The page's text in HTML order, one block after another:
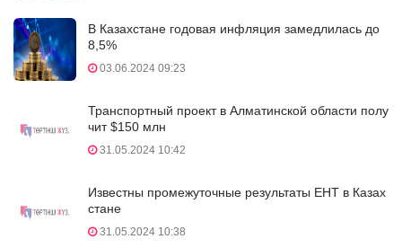
В Казахстане годовая инфляция замедлилась до
8,5%
03.06.2024 09:23
Транспортный проект в Алматинской области полу
чит $150 млн
31.05.2024 10:42
Известны промежуточные результаты ЕНТ в Казах
стане
31.05.2024 10:38